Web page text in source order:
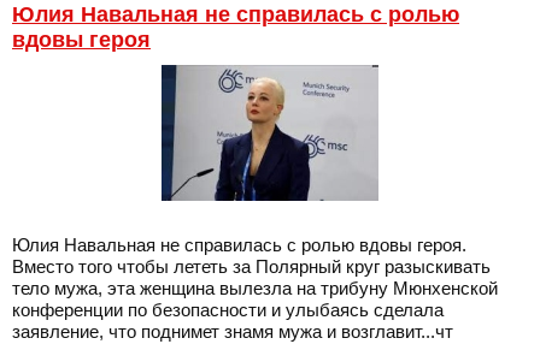
Юлия Навальная не справилась с ролью
вдовы героя
Юлия Навальная не справилась с ролью вдовы героя.
Вместо того чтобы лететь за Полярный круг разыскивать
тело мужа, эта женщина вылезла на трибуну Мюнхенской
конференции по безопасности и улыбаясь сделала
заявление, что поднимет знамя мужа и возглавит...чт